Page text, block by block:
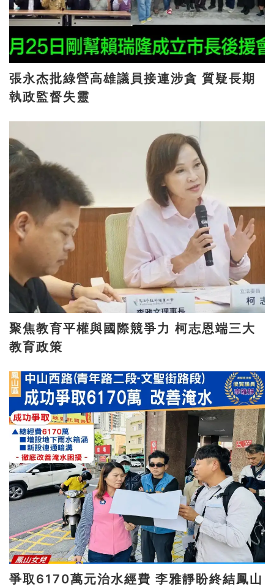
張永杰批綠營高雄議員接連涉貪 質疑長期
執政監督失靈
聚焦教育平權與國際競爭力 柯志恩端三大
教育政策
爭取6170萬元治水經費 李雅靜盼終結鳳山